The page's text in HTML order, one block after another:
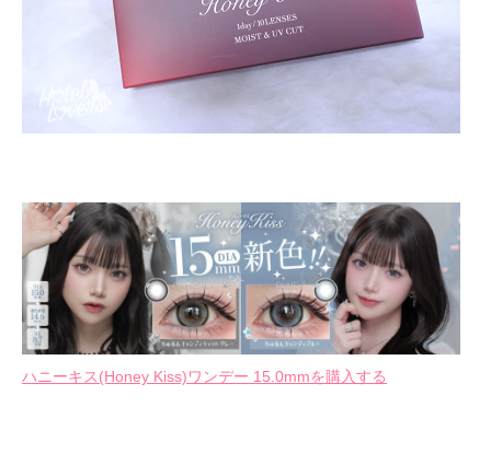
ハニーキス(Honey Kiss)ワンデー 15.0mmを購入する